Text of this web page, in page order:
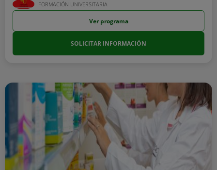
FORMACIÓN UNIVERSITARIA
Ver programa
SOLICITAR INFORMACIÓN